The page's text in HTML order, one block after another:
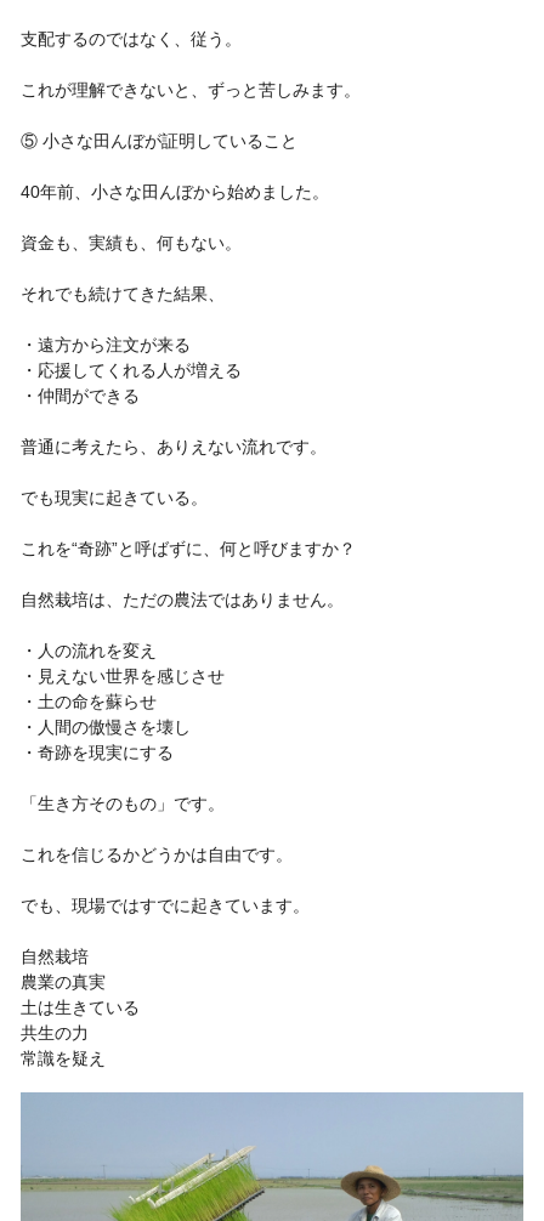
支配するのではなく、従う。
これが理解できないと、ずっと苦しみます。
⑤ 小さな田んぼが証明していること
40年前、小さな田んぼから始めました。
資金も、実績も、何もない。
それでも続けてきた結果、
・遠方から注文が来る
・応援してくれる人が増える
・仲間ができる
普通に考えたら、ありえない流れです。
でも現実に起きている。
これを“奇跡”と呼ばずに、何と呼びますか？
自然栽培は、ただの農法ではありません。
・人の流れを変え
・見えない世界を感じさせ
・土の命を蘇らせ
・人間の傲慢さを壊し
・奇跡を現実にする
「生き方そのもの」です。
これを信じるかどうかは自由です。
でも、現場ではすでに起きています。
自然栽培
農業の真実
土は生きている
共生の力
常識を疑え